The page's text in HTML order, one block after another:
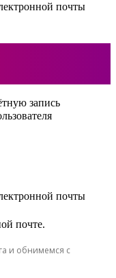
почты
запись
почты
почте.
и обнимемся с